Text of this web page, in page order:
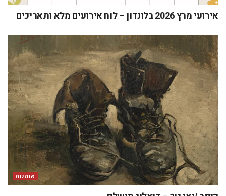
אירועי מרץ 2026 בלונדון – לוח אירועים מלא ותאריכים
אומנות